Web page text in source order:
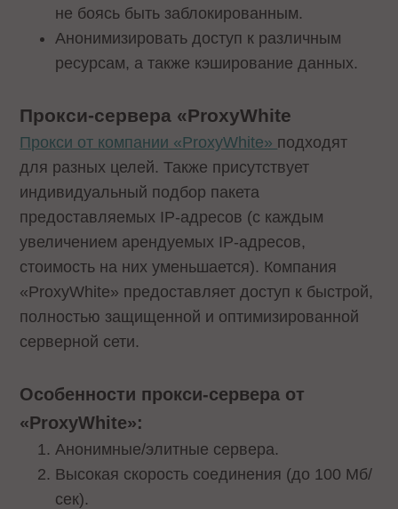
не боясь быть заблокированным.
Анонимизировать доступ к различным
ресурсам, а также кэширование данных.
Прокси-сервера «ProxyWhite
Прокси от компании «ProxyWhite» подходят
для разных целей. Также присутствует
индивидуальный подбор пакета
предоставляемых IP-адресов (с каждым
увеличением арендуемых IP-адресов,
стоимость на них уменьшается). Компания
«ProxyWhite» предоставляет доступ к быстрой,
полностью защищенной и оптимизированной
серверной сети.
Особенности прокси-сервера от
«ProxyWhite»:
Анонимные/элитные сервера.
Высокая скорость соединения (до 100 Мб/
сек).